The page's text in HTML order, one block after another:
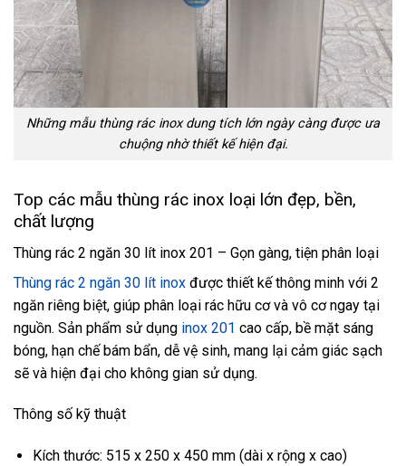
Những mẫu thùng rác inox dung tích lớn ngày càng được ưa
chuộng nhờ thiết kế hiện đại.
Top các mẫu thùng rác inox loại lớn đẹp, bền,
chất lượng
Thùng rác 2 ngăn 30 lít inox 201 – Gọn gàng, tiện phân loại
Thùng rác 2 ngăn 30 lít inox được thiết kế thông minh với 2
ngăn riêng biệt, giúp phân loại rác hữu cơ và vô cơ ngay tại
nguồn. Sản phẩm sử dụng inox 201 cao cấp, bề mặt sáng
bóng, hạn chế bám bẩn, dễ vệ sinh, mang lại cảm giác sạch
sẽ và hiện đại cho không gian sử dụng.
Thông số kỹ thuật
Kích thước: 515 x 250 x 450 mm (dài x rộng x cao)